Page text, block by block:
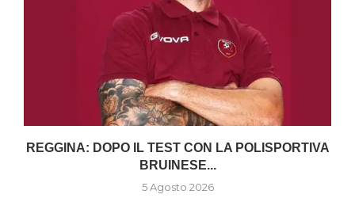
REGGINA: DOPO IL TEST CON LA POLISPORTIVA
BRUINESE...
5 Agosto 2026